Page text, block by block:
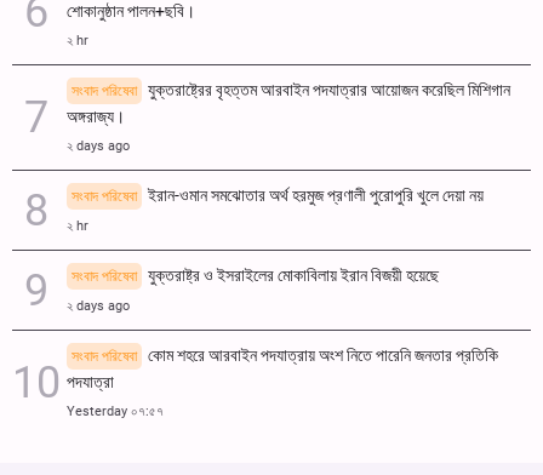
শোকানুষ্ঠান পালন+ছবি।
২ hr
সংবাদ পরিষেবা
যুক্তরাষ্ট্রের বৃহত্তম আরবাইন পদযাত্রার আয়োজন করেছিল মিশিগান
অঙ্গরাজ্য।
২ days ago
সংবাদ পরিষেবা ইরান-ওমান সমঝোতার অর্থ হরমুজ প্রণালী পুরোপুরি খুলে দেয়া নয়
২ hr
সংবাদ পরিষেবা যুক্তরাষ্ট্র ও ইসরাইলের মোকাবিলায় ইরান বিজয়ী হয়েছে
২ days ago
সংবাদ পরিষেবা
কোম শহরে আরবাইন পদযাত্রায় অংশ নিতে পারেনি জনতার প্রতিকি
পদযাত্রা
Yesterday ০৭:৫৭